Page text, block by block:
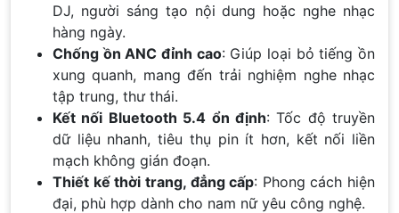
DJ, người sáng tạo nội dung hoặc nghe nhạc
hàng ngày.
Chống ồn ANC đỉnh cao: Giúp loại bỏ tiếng ồn
xung quanh, mang đến trải nghiệm nghe nhạc
tập trung, thư thái.
Kết nối Bluetooth 5.4 ổn định: Tốc độ truyền
dữ liệu nhanh, tiêu thụ pin ít hơn, kết nối liền
mạch không gián đoạn.
Thiết kế thời trang, đẳng cấp: Phong cách hiện
đại, phù hợp dành cho nam nữ yêu công nghệ.